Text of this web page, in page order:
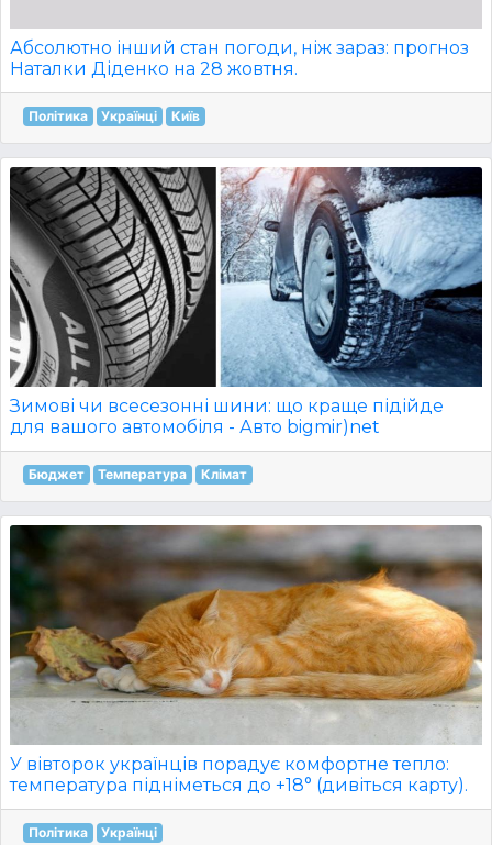
Абсолютно інший стан погоди, ніж зараз: прогноз
Наталки Діденко на 28 жовтня.
Політика Українці Київ
Зимові чи всесезонні шини: що краще підійде
для вашого автомобіля - Авто bigmir)net
Бюджет Температура Клімат
У вівторок українців порадує комфортне тепло:
температура підніметься до +18° (дивіться карту).
Політика
Українці